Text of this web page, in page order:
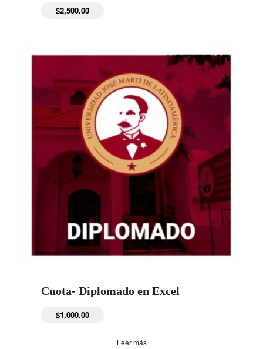
$2,500.00
Cuota- Diplomado en Excel
$1,000.00
Leer más